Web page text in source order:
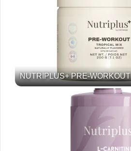
NUTRIPLUS+ PRE-WORKOUT